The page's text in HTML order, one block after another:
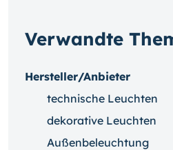
Verwandte
Hersteller/Anbieter
technische Leuchten
dekorative Leuchten
Außenbeleuchtung